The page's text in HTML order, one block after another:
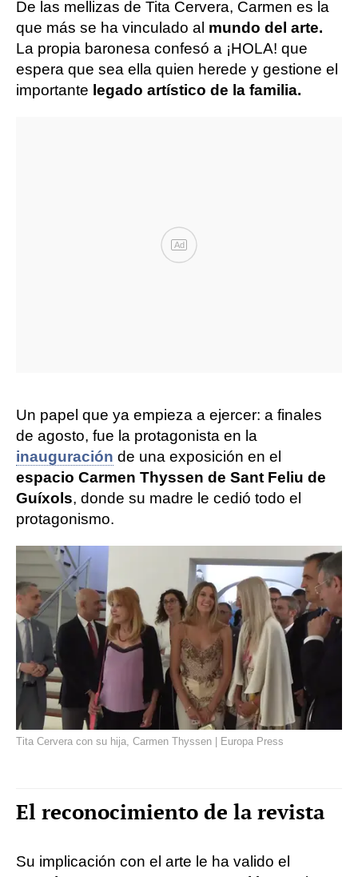
De las mellizas de Tita Cervera, Carmen es la
que más se ha vinculado al mundo del arte.
La propia baronesa confesó a ¡HOLA! que
espera que sea ella quien herede y gestione el
importante legado artístico de la familia.
Ad
Un papel que ya empieza a ejercer: a finales
de agosto, fue la protagonista en la
inauguración de una exposición en el
espacio Carmen Thyssen de Sant Feliu de
Guíxols, donde su madre le cedió todo el
protagonismo.
Tita Cervera con su hija, Carmen Thyssen | Europa Press
El reconocimiento de la revista
Su implicación con el arte le ha valido el